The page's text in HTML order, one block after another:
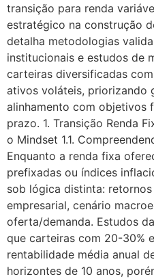
transição para renda
estratégico na construção
detalha metodologias
institucionais e estudos de
carteiras diversificadas
ativos voláteis, priorizando
alinhamento com objetivos
prazo. 1. Transição Renda
o Mindset 1.1.
Enquanto a renda fixa
prefixadas ou índices
sob lógica distinta:
empresarial, cenário
oferta/demanda. Estudos
que carteiras com 20-30%
rentabilidade média anual
horizontes de 10 anos,